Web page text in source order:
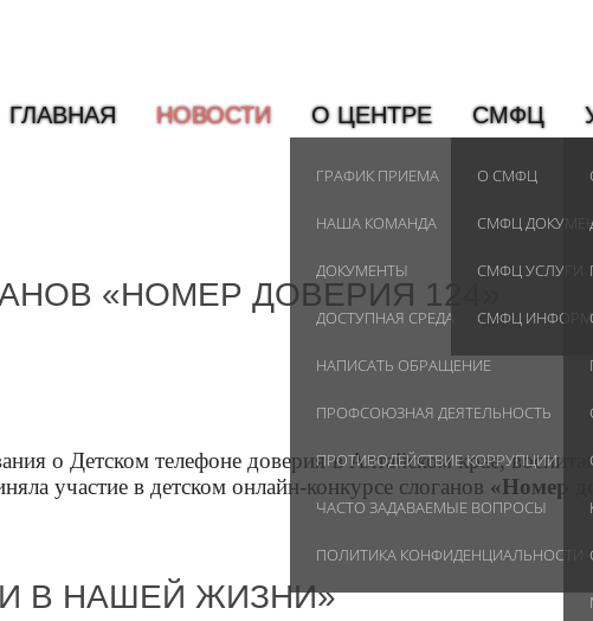
ГЛАВНАЯ НОВОСТИ О ЦЕНТРЕ
ГРАФИК ПРИЕМА
НАША КОМАНДА
ДОКУМЕНТЫ
ДОСТУПНАЯ СРЕДА
НАПИСАТЬ ОБРАЩЕНИЕ
ПРОФСОЮЗНАЯ ДЕЯТЕЛЬНОСТЬ
ПРОТИВОДЕЙСТВИЕ КОРРУПЦИИ
ЧАСТО ЗАДАВАЕМЫЕ ВОПРОСЫ
ПОЛИТИКА КОНФИДЕНЦИАЛЬНОСТИ
СМФЦ
О СМФЦ
СМФЦ
СМФЦ УСЛУГИ
СМФЦ
«НОМЕР ДОВЕРИЯ 124»
о Детском телефоне доверия в Алтайском крае,
участие в детском онлайн-конкурсе слоганов «Номер
В НАШЕЙ ЖИЗНИ»